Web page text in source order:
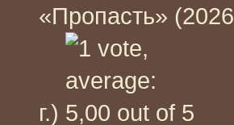
«Пропасть» (2026
г.)